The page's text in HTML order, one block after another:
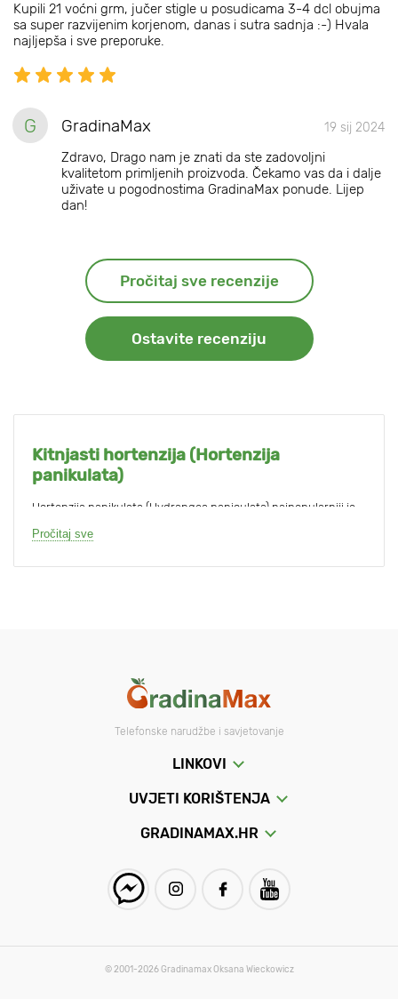
Kupili 21 voćni grm, jučer stigle u posudicama 3-4 dcl obujma
sa super razvijenim korjenom, danas i sutra sadnja :-) Hvala
najljepša i sve preporuke.
G GradinaMax 19 sij 2024
Zdravo, Drago nam je znati da ste zadovoljni
kvalitetom primljenih proizvoda. Čekamo vas da i dalje
uživate u pogodnostima GradinaMax ponude. Lijep
dan!
Pročitaj sve recenzije
Ostavite recenziju
Kitnjasti hortenzija (Hortenzija
panikulata)
Hortenzija panikulata (Hydrangea paniculata) najpopularniji je
razgranati grmovi sastoje se od jakih izdanaka visokih do 2,5
Značajke hortenzije metlice
ne može promijeniti boju od svijetloružičaste do svijetloplave
intenzitet boje. Međutim, panikulatna hortenzija ima mnoge
tamnocrvene i, naravno, bijele;
raznolikost oblika - sve panikulatne hortenzije, posebno
velike sorte, mogu se formirati i kao grm i kao malo stablo na
Pročitaj sve
Telefonske narudžbe i savjetovanje
LINKOVI
UVJETI KORIŠTENJA
GRADINAMAX.HR
© 2001-2026 Gradinamax Oksana Wieckowicz